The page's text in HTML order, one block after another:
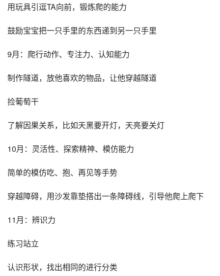
用玩具引逗TA向前，锻炼爬的能力
鼓励宝宝把一只手里的东西递到另一只手里
9月：爬行动作、专注力、认知能力
制作隧道，放他喜欢的物品，让他穿越隧道
捡葡萄干
了解因果关系，比如天黑要开灯，天亮要关灯
10月：灵活性、探索精神、模仿能力
简单的模仿吃、抱、再见等手势
穿越障碍，用沙发靠垫搭出一条障碍线，引导他爬上爬下
11月：辨识力
练习站立
认识形状，找出相同的进行分类